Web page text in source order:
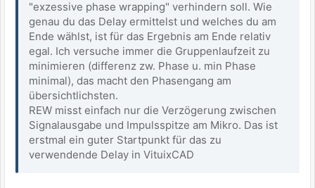
"exzessive phase wrapping" verhindern soll. Wie
genau du das Delay ermittelst und welches du am
Ende wählst, ist für das Ergebnis am Ende relativ
egal. Ich versuche immer die Gruppenlaufzeit zu
minimieren (differenz zw. Phase u. min Phase
minimal), das macht den Phasengang am
übersichtlichsten.
REW misst einfach nur die Verzögerung zwischen
Signalausgabe und Impulsspitze am Mikro. Das ist
erstmal ein guter Startpunkt für das zu
verwendende Delay in VituixCAD